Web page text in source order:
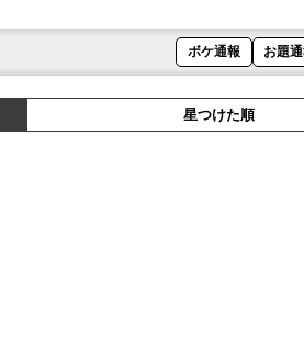
ボケ通報 お題
星つけた順